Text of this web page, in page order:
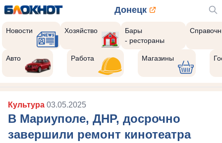
Донецк
Новости Хозяйство
Бары
- рестораны
Авто Работа Магазины
Культура 03.05.2025
В Мариуполе, ДНР, досрочно
завершили ремонт кинотеатра